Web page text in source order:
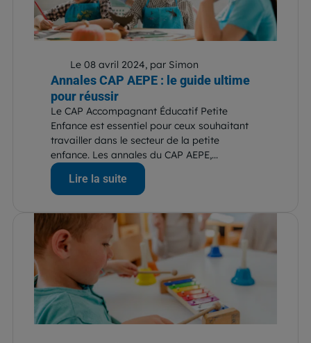
Le 08 avril 2024, par Simon
Annales CAP AEPE : le guide ultime
pour réussir
Le CAP Accompagnant Éducatif Petite
Enfance est essentiel pour ceux souhaitant
travailler dans le secteur de la petite
enfance. Les annales du CAP AEPE,...
Lire la suite